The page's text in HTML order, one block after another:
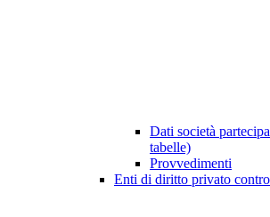
Dati società
tabelle)
Provvedimenti
Enti di diritto privato